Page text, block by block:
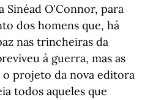
O'Connor, para
dos homens que, há
nas trincheiras da
à guerra, mas as
o projeto da nova editora
todos aqueles que